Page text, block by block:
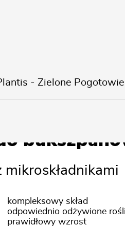
- Zielone Pogotowie
mikroskładnikami
kompleksowy skład
odpowiednio odżywione
prawidłowy wzrost